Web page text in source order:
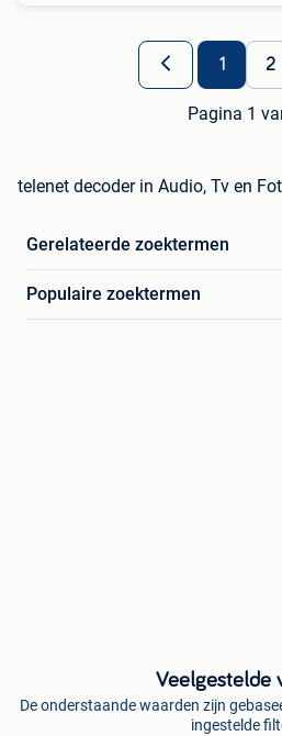
1 2
Pagina 1
telenet decoder in Audio, Tv en
Gerelateerde zoektermen
Populaire zoektermen
Veelgestelde
De onderstaande waarden zijn
ingestelde